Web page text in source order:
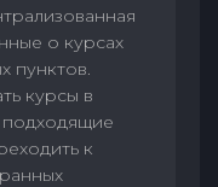
о курсах
пунктов.
курсы в
к